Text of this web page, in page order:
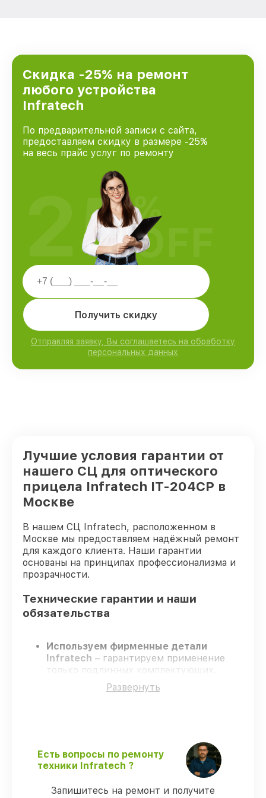
Скидка -25% на ремонт
любого устройства
Infratech
По предварительной записи с сайта,
предоставляем скидку в размере -25%
на весь прайс услуг по ремонту
Получить скидку
Отправляя заявку, Вы соглашаетесь на обработку
персональных данных
25%
OFF
Лучшие условия гарантии от
нашего СЦ для оптического
прицела Infratech IT-204CP в
Москве
В нашем СЦ Infratech, расположенном в
Москве мы предоставляем надёжный ремонт
для каждого клиента. Наши гарантии
основаны на принципах профессионализма и
прозрачности.
Технические гарантии и наши
обязательства
Используем фирменные детали
Infratech – гарантируем применение
только подлинных комплектующих.
Квалифицированные инженеры
проходят жёсткий контроль знаний и
оптического прицела Infratech IT-204CP
в оговоренные сроки.
Поддержка после ремонта – все все
виды ремонта защищены сервисной
гарантией.
Развернуть
Есть вопросы по ремонту
техники Infratech ?
Запишитесь на ремонт и получите